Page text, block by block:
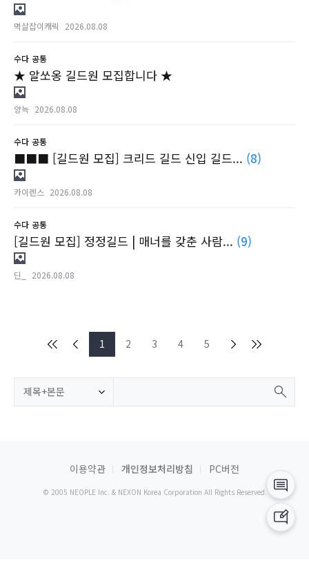
멱살잡이캐릭 2026.08.08
수다 공통
★ 알쏘옹 길드원 모집합니다 ★
양늑 2026.08.08
수다 공통
■■■ [길드원 모집] 크리드 길드 신입 길드... (8)
카이렌스 2026.08.08
수다 공통
[길드원 모집] 정정길드 | 매너를 갖춘 사람... (9)
딘_ 2026.08.08
1 2 3 4 5
제목+본문
이용약관 개인정보처리방침 PC버전
© 2005 NEOPLE Inc. & NEXON Korea Corporation All Rights Reserved.